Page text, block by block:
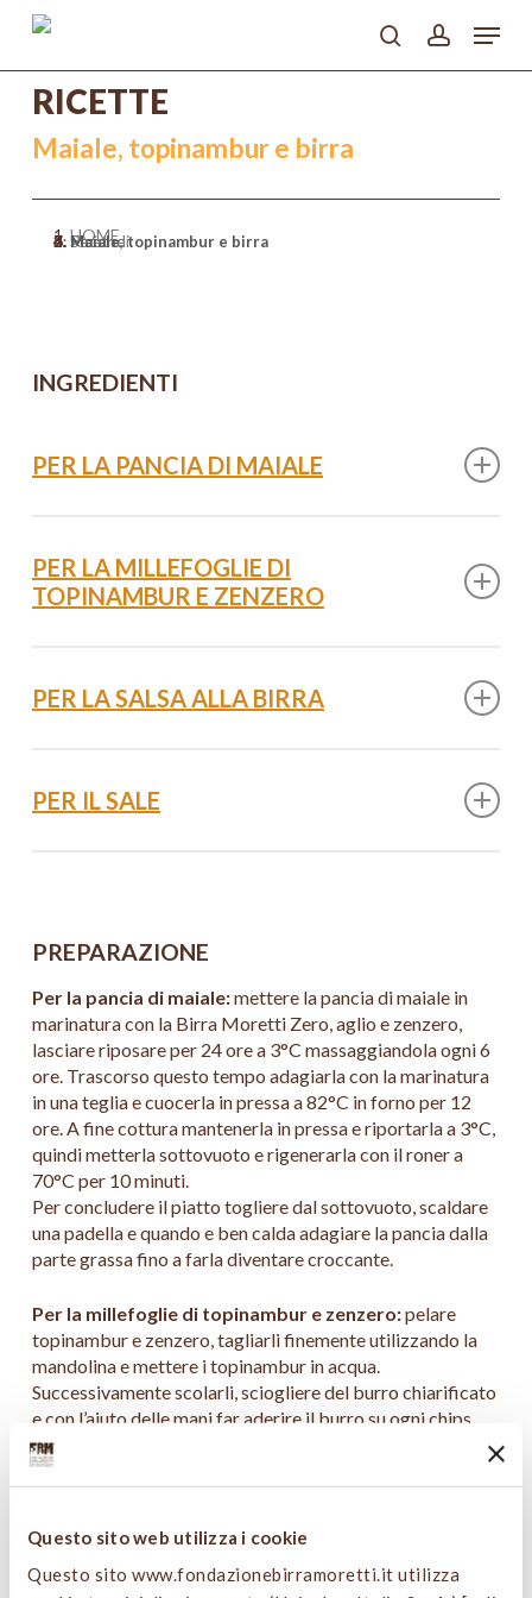
Questo sito web utilizza i cookie
Questo sito www.fondazionebirramoretti.it utilizza
Skip
content
searchaccount
Menu
RICETTE
Maiale, topinambur e birra
HOME
>
Ricette
>
Secondi
>
Maiale, topinambur e birra
INGREDIENTI
PER LA PANCIA DI MAIALE
1,5 l Birra Moretti Zero
2 Spicchi di aglio
50 g Zenzero
PER LA MILLEFOGLIE DI
TOPINAMBUR E ZENZERO
200 g Zenzero
100 g Burro chiarificato
PER LA SALSA ALLA BIRRA
PER IL SALE
PREPARAZIONE
Per la pancia di maiale:mettere la pancia di maiale in
marinatura con la Birra Moretti Zero, aglio e zenzero,
lasciare riposare per 24 ore a 3°C massaggiandola ogni 6
ore. Trascorso questo tempo adagiarla con la marinatura
in una teglia e cuocerla in pressa a 82°C in forno per 12
ore. A fine cottura mantenerla in pressa e riportarla a 3°C,
quindi metterla sottovuoto e rigenerarla con il roner a
70°C per 10 minuti.
Per concludere il piatto togliere dal sottovuoto, scaldare
una padella e quando e ben calda adagiare la pancia dalla
parte grassa fino a farla diventare croccante.
Per la millefoglie di topinambur e zenzero:pelare
topinambur e zenzero, tagliarli finemente utilizzando la
mandolina e mettere i topinambur in acqua.
Successivamente scolarli, sciogliere del burro chiarificato
e con l’aiuto delle mani far aderire il burro su ogni chips.
Salare ed iniziare a fare degli strati all’interno di una
teglia; ogni 4 chips di topinambur metterne una di
pressa metterla in pressa con una teglia e un peso e
cuocerla a 155°C per 45 minuti. A fine cottura
Close